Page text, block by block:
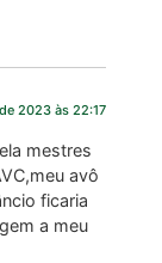
2023 às 22:17
mestres
avô
ficaria
a meu